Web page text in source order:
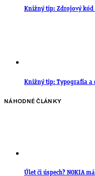
Knižný tip: Zdrojový kód
Knižný tip: Typografia a
NÁHODNÉ ČLÁNKY
Úlet či úspech? NOKIA